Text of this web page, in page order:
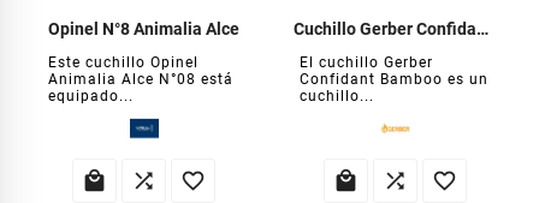
Opinel N°8 Animalia Alce
Este cuchillo Opinel
Animalia Alce N°08 está
equipado...
  
Cuchillo Gerber Confidant Bambú
El cuchillo Gerber
Confidant Bamboo es un
cuchillo...
  